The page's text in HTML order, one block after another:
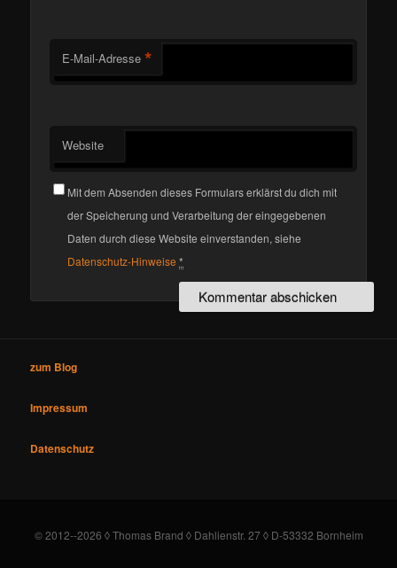
E-Mail-Adresse *
Website
Mit dem Absenden dieses Formulars erklärst du dich mit
der Speicherung und Verarbeitung der eingegebenen
Daten durch diese Website einverstanden, siehe
Datenschutz-Hinweise *
zum Blog
Impressum
Datenschutz
© 2012--2026 ◊ Thomas Brand ◊ Dahlienstr. 27 ◊ D-53332 Bornheim